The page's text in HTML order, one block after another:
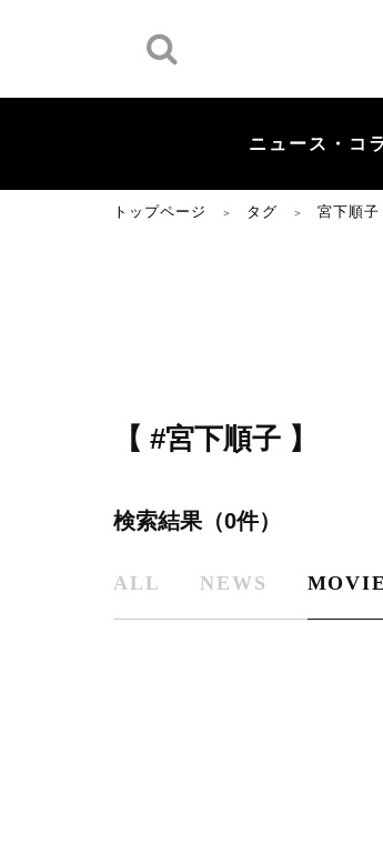
ニュース・コ
トップページ ＞ タグ ＞ 宮下順子
【 #宮下順子 】
検索結果（0件）
ALL NEWS MOVIE